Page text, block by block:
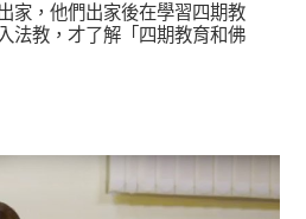
家，他們出家後在學習四期教
法教，才了解「四期教育和佛
學習分享